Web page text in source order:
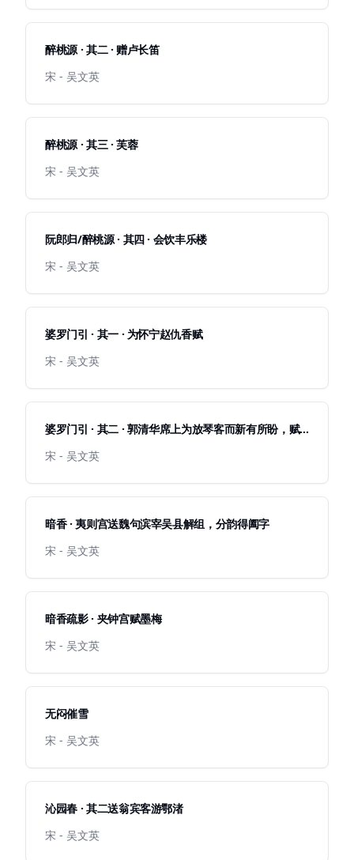
醉桃源 · 其二 · 赠卢长笛
宋 - 吴文英
醉桃源 · 其三 · 芙蓉
宋 - 吴文英
阮郎归/醉桃源 · 其四 · 会饮丰乐楼
宋 - 吴文英
婆罗门引 · 其一 · 为怀宁赵仇香赋
宋 - 吴文英
婆罗门引 · 其二 · 郭清华席上为放琴客而新有所盼，赋
宋 - 吴文英
暗香 · 夷则宫送魏句滨宰吴县解组，分韵得阖字
宋 - 吴文英
暗香疏影 · 夹钟宫赋墨梅
宋 - 吴文英
无闷催雪
宋 - 吴文英
沁园春 · 其二送翁宾客游鄂渚
宋 - 吴文英